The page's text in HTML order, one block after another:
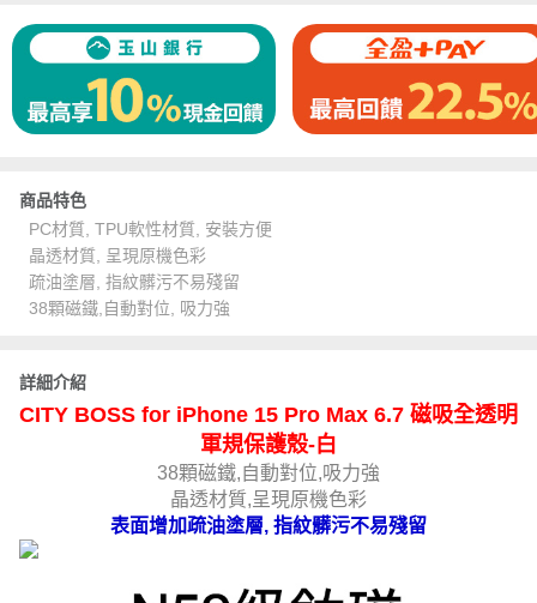
商品特色
PC材質, TPU軟性材質, 安裝方便
晶透材質, 呈現原機色彩
疏油塗層, 指紋髒污不易殘留
38顆磁鐵,自動對位, 吸力強
詳細介紹
CITY BOSS for iPhone 15 Pro Max 6.7 磁吸全透明
軍規保護殼-白
38顆磁鐵,自動對位,吸力強
晶透材質,呈現原機色彩
表面增加疏油塗層, 指紋髒污不易殘留